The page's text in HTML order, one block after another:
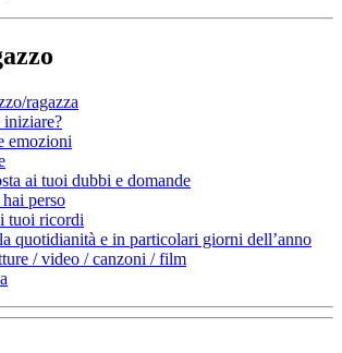
ragazza
emozioni
ai tuoi dubbi e domande
perso
tuoi ricordi
quotidianità e in particolari giorni dell’anno
/ video / canzoni / film